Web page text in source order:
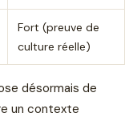
Fort (preuve de
culture réelle)
désormais de
un contexte